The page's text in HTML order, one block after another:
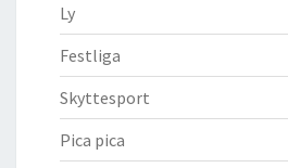
Ly
Festliga
Skyttesport
Pica pica